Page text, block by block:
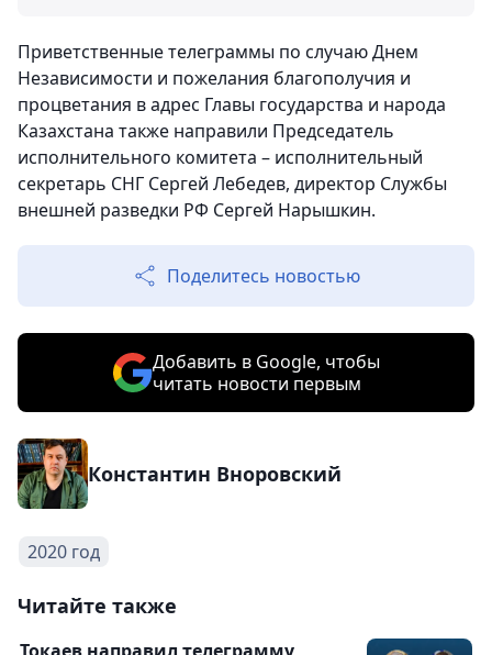
Приветственные телеграммы по случаю Днем
Независимости и пожелания благополучия и
процветания в адрес Главы государства и народа
Казахстана также направили Председатель
исполнительного комитета – исполнительный
секретарь СНГ Сергей Лебедев, директор Службы
внешней разведки РФ Сергей Нарышкин.
Поделитесь новостью
Добавить в Google, чтобы
читать новости первым
Константин Вноровский
2020 год
Читайте также